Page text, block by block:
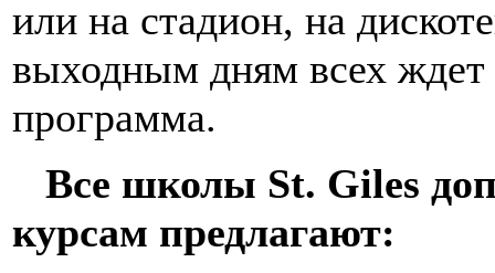
или на стадион, на
выходным дням всех ждет
программа.
Все школы St. Giles
курсам предлагают: